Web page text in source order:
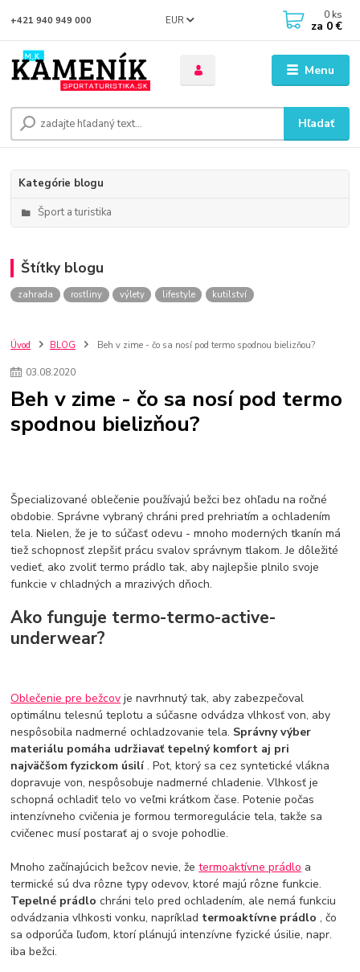
Menu
EUR
Hľadať
+421 940 949 000 0 ks
za 0 €
Kategórie blogu
Šport a turistika
Štítky blogu
zahrada rostliny výlety lifestyle kutilství
Úvod BLOG Beh v zime - čo sa nosí pod termo spodnou bielizňou?
03.08.2020
Beh v zime - čo sa nosí pod termo
spodnou bielizňou?
Špecializované oblečenie používajú bežci bez ohľadu na ročné
obdobie. Správne vybraný chráni pred prehriatím a ochladením
tela. Nielen, že je to súčasť odevu - mnoho moderných tkanín má
tiež schopnosť zlepšiť prácu svalov správnym tlakom. Je dôležité
vedieť, ako zvoliť termo prádlo tak, aby najlepšie plnilo svoje
funkcie v chladných a mrazivých dňoch.
Ako funguje termo-termo-active-
underwear?
Oblečenie pre bežcov je navrhnutý tak, aby zabezpečoval
optimálnu telesnú teplotu a súčasne odvádza vlhkosť von, aby
nespôsobila nadmerné ochladzovanie tela. Správny výber
materiálu pomáha udržiavať tepelný komfort aj pri
najväčšom fyzickom úsilí. Pot, ktorý sa cez syntetické vlákna
dopravuje von, nespôsobuje nadmerné chladenie. Vlhkosť je
schopná ochladiť telo vo veľmi krátkom čase. Potenie počas
intenzívneho cvičenia je formou termoregulácie tela, takže sa
cvičenec musí postarať aj o svoje pohodlie.
Mnoho začínajúcich bežcov nevie, žetermoaktívne prádlo a
termické sú dva rôzne typy odevov, ktoré majú rôzne funkcie.
Tepelné prádlochráni telo pred ochladením, ale nemá funkciu
odvádzania vlhkosti vonku, napríklad termoaktívne prádlo, čo
sa odporúča ľuďom, ktorí plánujú intenzívne fyzické úsilie, napr.
iba bežci.